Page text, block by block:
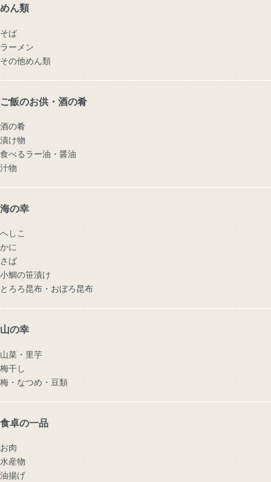
めん類
そば
ラーメン
その他めん類
ご飯のお供・酒の肴
酒の肴
漬け物
食べるラー油・醤油
汁物
海の幸
へしこ
かに
さば
小鯛の笹漬け
とろろ昆布・おぼろ昆布
山の幸
山菜・里芋
梅干し
梅・なつめ・豆類
食卓の一品
お肉
水産物
油揚げ